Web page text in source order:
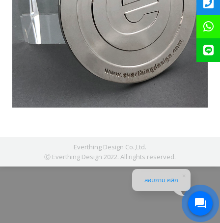
Everthing Design Co.,Ltd.
Ⓒ Everthing Design 2022. All rights reserved.
สอบถาม คลิก